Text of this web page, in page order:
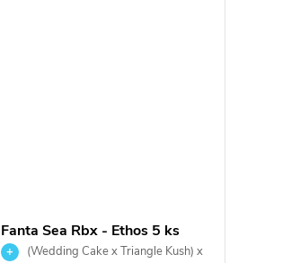
Fanta Sea Rbx - Ethos 5 ks
(Wedding Cake x Triangle Kush) x